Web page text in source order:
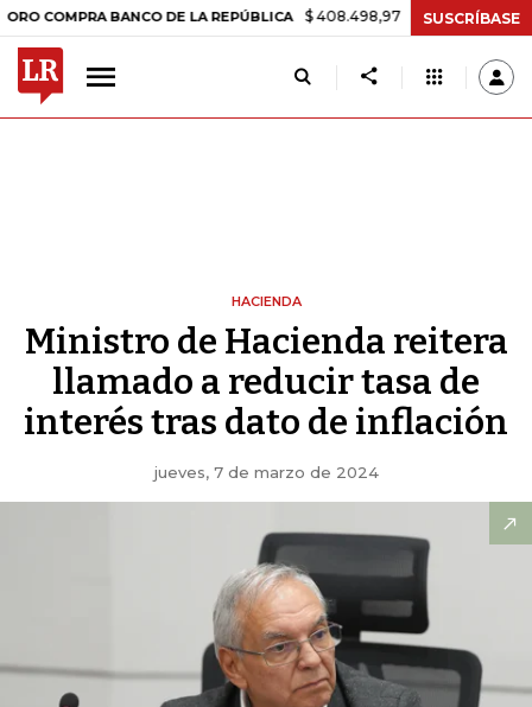
BANCO DE LA REPÚBLICA $ 408.498,97 +$ 8.753,81 +2,19%
SUSCRÍBASE
HACIENDA
Ministro de Hacienda reitera
llamado a reducir tasa de
interés tras dato de inflación
jueves, 7 de marzo de 2024